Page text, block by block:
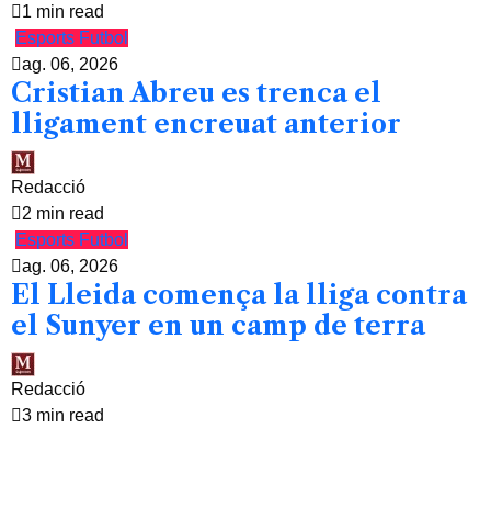
1 min read
Esports Futbol
ag. 06, 2026
Cristian Abreu es trenca el
lligament encreuat anterior
Redacció
2 min read
Esports Futbol
ag. 06, 2026
El Lleida comença la lliga contra
el Sunyer en un camp de terra
Redacció
3 min read